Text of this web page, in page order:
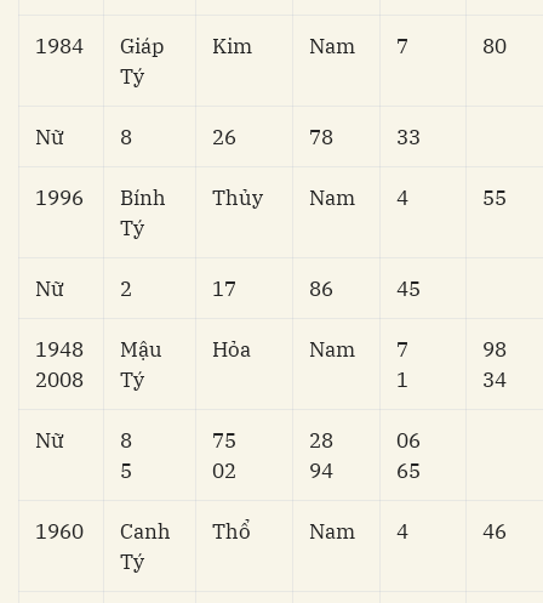
1984
Giáp
Tý
Kim Nam 7 80
Nữ 8 26 78 33
1996
Bính
Tý
Thủy Nam 4 55
Nữ 2 17 86 45
1948
2008
Mậu
Tý
Hỏa Nam
7
1
98
34
Nữ
8
5
75
02
28
94
06
65
1960
Canh
Tý
Thổ Nam 4 46